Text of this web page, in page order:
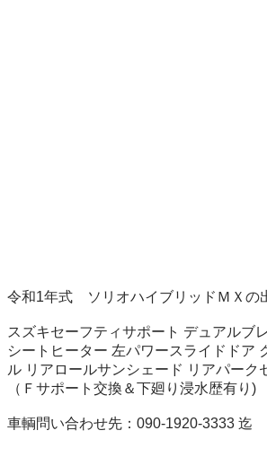
令和1年式　ソリオハイブリッドＭＸの
スズキセーフティサポート デュアルブ
シートヒーター 左パワースライドドア
ル リアロールサンシェード リアパーク
（Ｆサポート交換＆下廻り浸水歴有り)
車輌問い合わせ先：090-1920-3333 迄